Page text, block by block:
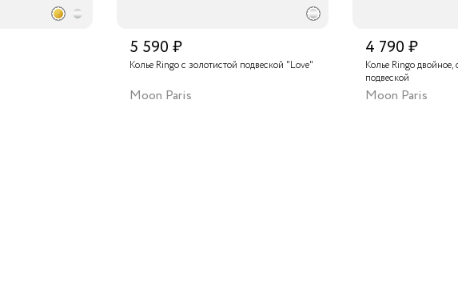
5 590 ₽
Колье Ringo с золотистой подвеской "Love"
Moon Paris
4 790 ₽
Колье Ringo двойное,
подвеской
Moon Paris